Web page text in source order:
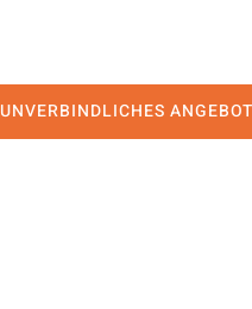
UNVERBINDLICHES